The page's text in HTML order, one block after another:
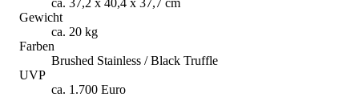
Gewicht
ca. 20 kg
Farben
Brushed Stainless / Black Truffle
UVP
ca. 1.700 Euro